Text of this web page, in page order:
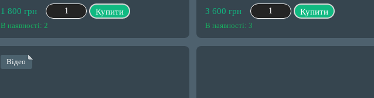
1 800 грн Купити
В наявності: 2
3 600 грн Купити
В наявності: 3
Відео